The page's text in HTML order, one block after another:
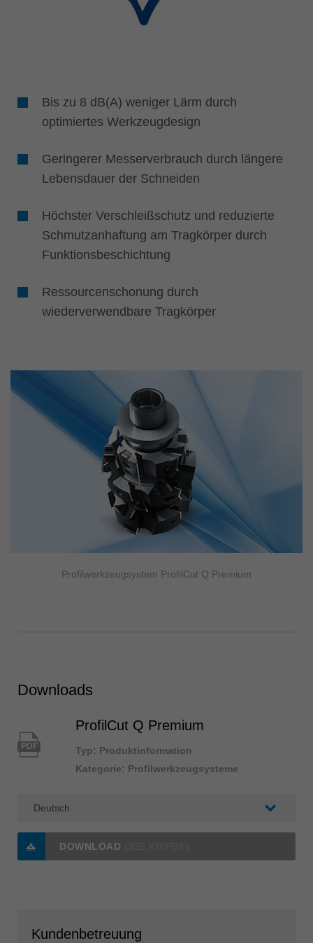
Bis zu 8 dB(A) weniger Lärm durch
optimiertes Werkzeugdesign
Geringerer Messerverbrauch durch längere
Lebensdauer der Schneiden
Höchster Verschleißschutz und reduzierte
Schmutzanhaftung am Tragkörper durch
Funktionsbeschichtung
Ressourcenschonung durch
wiederverwendbare Tragkörper
Profilwerkzeugsystem ProfilCut Q Premium
Downloads
PDF
ProfilCut Q Premium
Typ: Produktinformation
Kategorie: Profilwerkzeugsysteme
DOWNLOAD
Kundenbetreuung